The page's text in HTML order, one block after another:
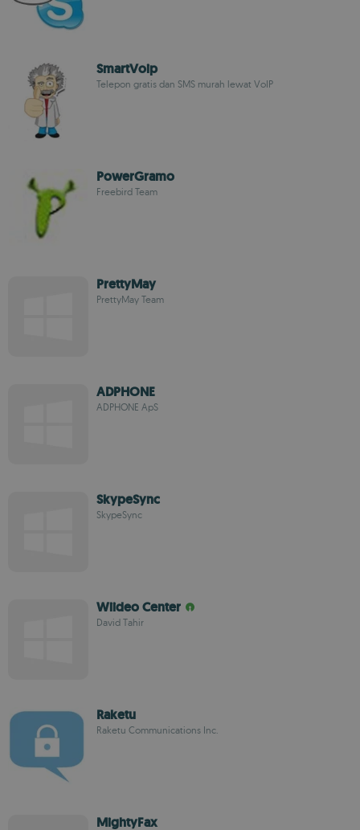
SmartVoip
Telepon gratis dan SMS murah lewat VoIP
PowerGramo
Freebird Team
PrettyMay
PrettyMay Team
ADPHONE
ADPHONE ApS
SkypeSync
SkypeSync
Wiideo Center
David Tahir
Raketu
Raketu Communications Inc.
MightyFax